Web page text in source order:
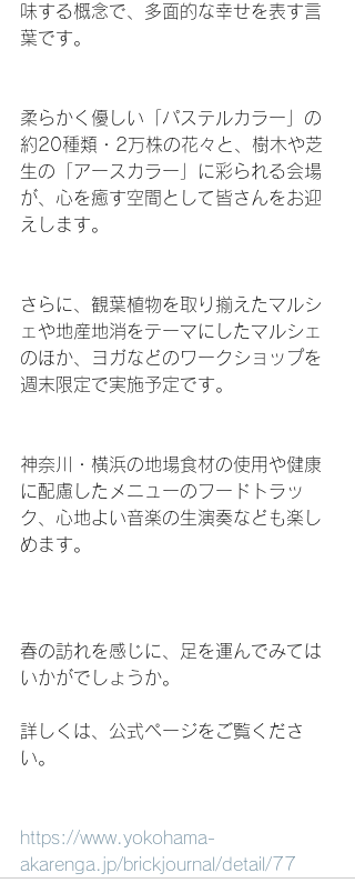
味する概念で、多面的な幸せを表す言
葉です。
柔らかく優しい「パステルカラー」の
約20種類・2万株の花々と、樹木や芝
生の「アースカラー」に彩られる会場
が、心を癒す空間として皆さんをお迎
えします。
さらに、観葉植物を取り揃えたマルシ
ェや地産地消をテーマにしたマルシェ
のほか、ヨガなどのワークショップを
週末限定で実施予定です。
神奈川・横浜の地場食材の使用や健康
に配慮したメニューのフードトラッ
ク、心地よい音楽の生演奏なども楽し
めます。
春の訪れを感じに、足を運んでみては
いかがでしょうか。
詳しくは、公式ページをご覧くださ
い。
https://www.yokohama-
akarenga.jp/brickjournal/detail/77